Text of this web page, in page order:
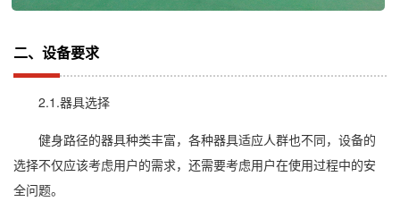
二、设备要求
2.1.器具选择
健身路径的器具种类丰富，各种器具适应人群也不同，设备的
选择不仅应该考虑用户的需求，还需要考虑用户在使用过程中的安
全问题。